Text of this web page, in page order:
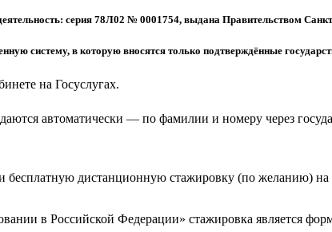
серия 78Л02 № 0001754, выдана Правительством
систему, в которую вносятся только подтверждённые
на Госуслугах.
автоматически — по фамилии и номеру через
бесплатную дистанционную стажировку (по желанию)
в Российской Федерации» стажировка является